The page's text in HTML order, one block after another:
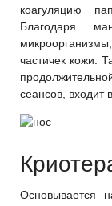
коагуляцию
Благодаря
частичек кожи.
сеансов, входит
Основывается